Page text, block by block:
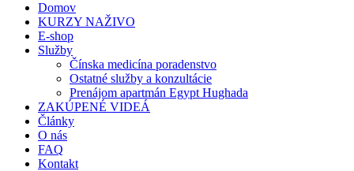
Domov
KURZY NAŽIVO
E-shop
Služby
Čínska medicína poradenstvo
Ostatné služby a konzultácie
Prenájom apartmán Egypt Hughada
ZAKÚPENÉ VIDEÁ
Články
O nás
FAQ
Kontakt